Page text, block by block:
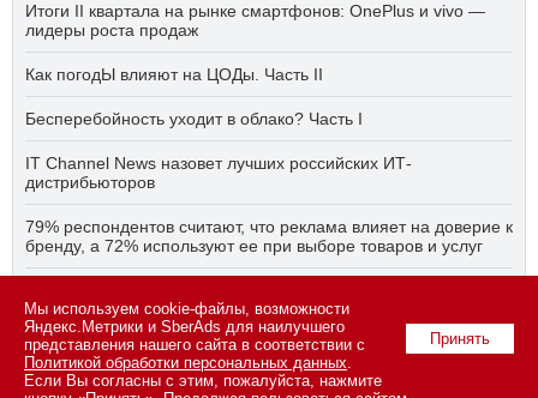
Итоги II квартала на рынке смартфонов: OnePlus и vivo —
лидеры роста продаж
Как погодЫ влияют на ЦОДы. Часть II
Бесперебойность уходит в облако? Часть I
IT Channel News назовет лучших российских ИТ-
дистрибьюторов
79% респондентов считают, что реклама влияет на доверие к
бренду, а 72% используют ее при выборе товаров и услуг
ПО нужно всё сразу? Часть I
© 2026 ООО «СК ПРЕСС».Политика конфиденциальности
Принять
Мы используем cookie-файлы, возможности
Яндекс.Метрики и SberAds для наилучшего
представления нашего сайта в соответствии с
Политикой обработки персональных данных.
Если Вы согласны с этим, пожалуйста, нажмите